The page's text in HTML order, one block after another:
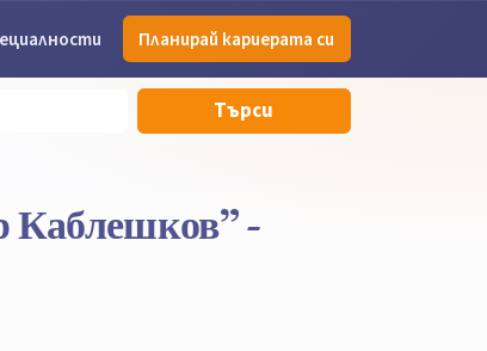
Планирай кариерата си
Търси
Каблешков” -